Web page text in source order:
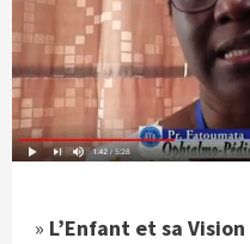
» L’Enfant et sa Vision